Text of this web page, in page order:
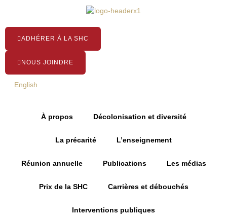
contenu
ADHÉRER À LA SHC
NOUS JOINDRE
English
À propos Décolonisation et diversité
La précarité L’enseignement
Réunion annuelle Publications Les médias
Prix de la SHC Carrières et débouchés
Interventions publiques